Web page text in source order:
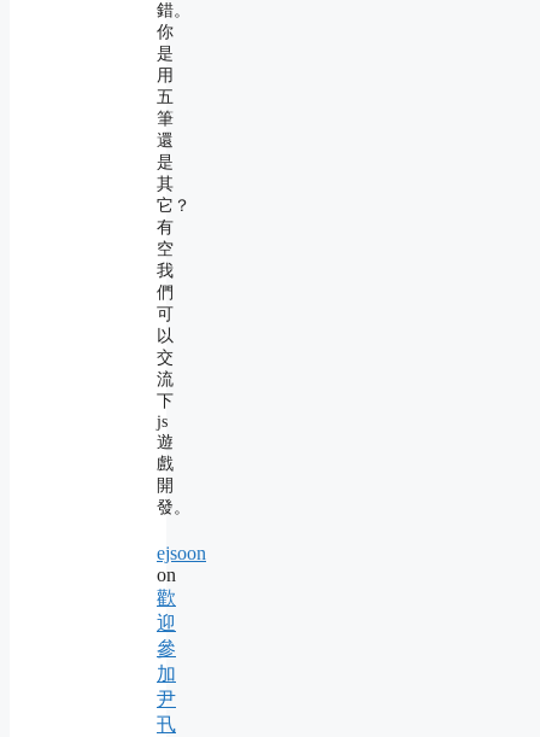
錯。
你
是
用
五
筆
還
是
其
它？
有
空
我
們
可
以
交
流
下
js
遊
戲
開
發。
ejsoon
on
歡
迎
參
加
尹
卂